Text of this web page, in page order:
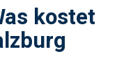
kostet